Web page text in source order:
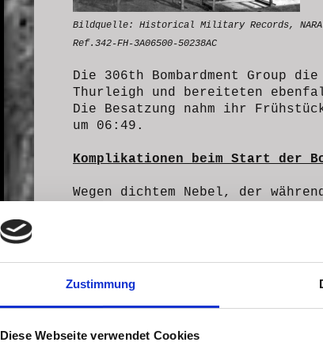
Zustimmung
Diese Webseite verwendet Cookies
Bildquelle: Historical Military Records, NARA /
Ref.342-FH-3A06500-50238AC
Die 306th Bombardment Group
Thurleigh und bereiteten
Die Besatzung nahm ihr
um 06:49.
Komplikationen beim Start der
Wegen dichtem Nebel, der
Eine weitere B-17 mit der
notwendige
eine Hecke und bohrte sich
und die Bomben explodierten.
dabei ihr Leben. 3 Mann